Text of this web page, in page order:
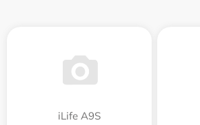
iLife A9S